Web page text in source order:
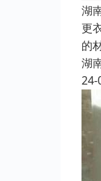
湖
更
的
湖
24-